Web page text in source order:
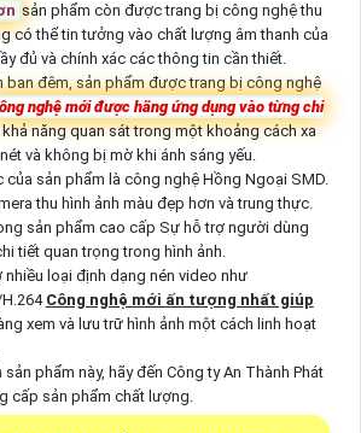
sản phẩm còn được trang bị công nghệ thu
có thể tin tưởng vào chất lượng âm thanh của
đủ và chính xác các thông tin cần thiết.
ban đêm, sản phẩm được trang bị công nghệ
nghệ mới được hãng ứng dụng vào từng chi
năng quan sát trong một khoảng cách xa
và không bị mờ khi ánh sáng yếu.
của sản phẩm là công nghệ Hồng Ngoại SMD.
thu hình ảnh màu đẹp hơn và trung thực.
sản phẩm cao cấp Sự hỗ trợ người dùng
tiết quan trọng trong hình ảnh.
loại định dạng nén video như
Công nghệ mới ấn tượng nhất giúp
xem và lưu trữ hình ảnh một cách linh hoạt
phẩm này, hãy đến Công ty An Thành Phát
cấp sản phẩm chất lượng.